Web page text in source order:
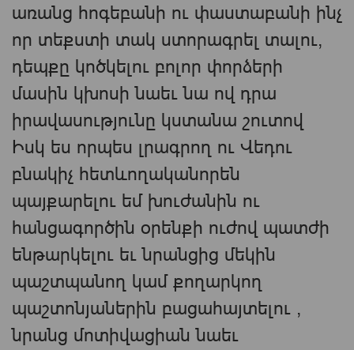
առանց հոգեբանի ու փաստաբանի ինչ
որ տեքստի տակ ստորագրել տալու,
դեպքը կոծկելու բոլոր փորձերի
մասին կխոսի նաեւ նա ով դրա
իրավասությունը կստանա շուտով
Իսկ ես որպես լրագրող ու Վեդու
բնակիչ հետևողականորեն
պայքարելու եմ խուժանին ու
հանցագործին օրենքի ուժով պատժի
ենթարկելու եւ նրանցից մեկին
պաշտպանող կամ քողարկող
պաշտոնյաներին բացահայտելու ,
նրանց մոտիվացիան նաեւ